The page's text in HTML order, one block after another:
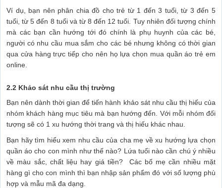
Ví dụ, bạn nên phân chia đồ cho trẻ từ 1 đến 3 tuổi, từ 3 đến 5
tuổi, từ 5 đến 8 tuổi và từ 8 đến 12 tuổi. Tuy nhiên đối tượng chính
mà các bạn cần hướng tới đó chính là phụ huynh của các bé,
người có nhu cầu mua sắm cho các bé nhưng không có thời gian
qua cửa hàng trực tiếp cho nên họ lựa chọn mua quần áo trẻ em
online.
2.2 Khảo sát nhu cầu thị trường
Bạn nên dành thời gian để tiến hành khảo sát nhu cầu thị hiếu của
nhóm khách hàng mục tiêu mà bạn hướng đến. Với mỗi nhóm đối
tượng sẽ có 1 xu hướng thời trang và thị hiếu khác nhau.
Bạn hãy tìm hiểu xem nhu cầu của cha mẹ về xu hướng lựa chọn
quần áo cho con mình như thế nào? Lứa tuổi nào cần chú ý nhiều
về màu sắc, chất liệu hay giá tiền? Các bố mẹ cần nhiều mặt
hàng gì cho con mình thì bạn nhập sản phẩm đó với số lượng phù
hợp và mẫu mã đa dạng.